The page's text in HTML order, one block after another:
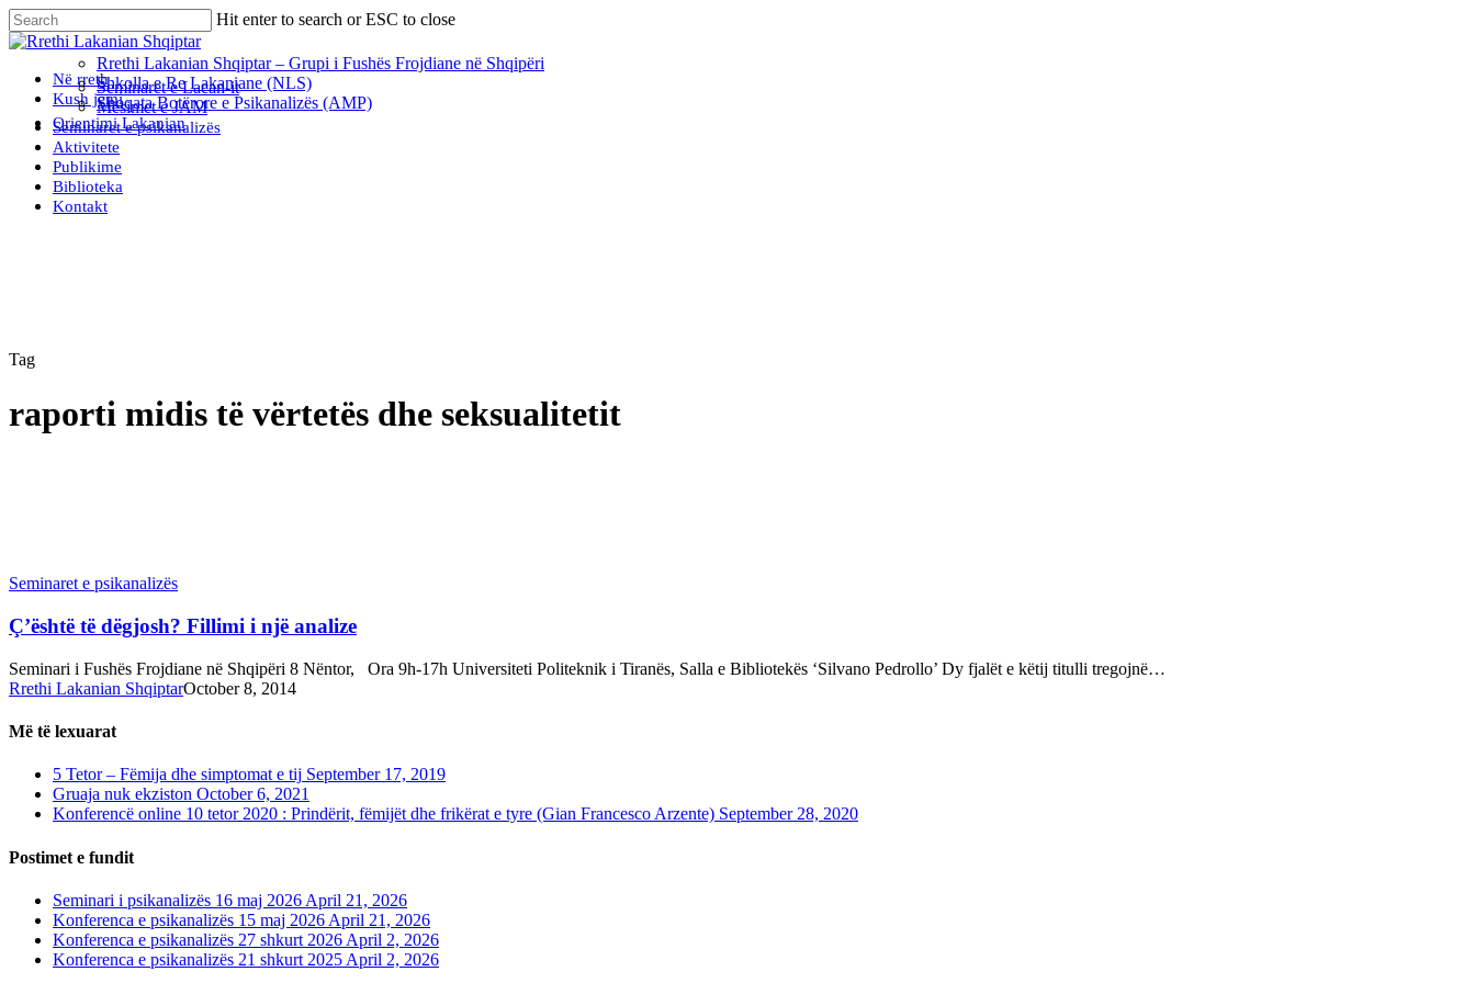
Skip
to
content
Hit enter to search or ESC to close
Close
Menu
Në rreth
Kush jemi
Rrethi Lakanian Shqiptar – Grupi i Fushës Frojdiane në Shqipëri
Shkolla e Re Lakaniane (NLS)
Shoqata Botërore e Psikanalizës (AMP)
Orientimi Lakanian
Seminaret e Lacan-it
Mësimet e JAM
Seminaret e psikanalizës
Aktivitete
Publikime
Biblioteka
Kontakt
Tag
raporti midis të vërtetës dhe seksualitetit
Seminaret e psikanalizës
Ç’është të dëgjosh? Fillimi i një analize
Seminari i Fushës Frojdiane në Shqipëri 8 Nëntor, Ora 9h-17h Universiteti Politeknik i Tiranës, Salla e Bibliotekës ‘Silvano Pedrollo’ Dy fjalët e këtij titulli tregojnë…
Rrethi Lakanian ShqiptarOctober 8, 2014
Më të lexuarat
5 Tetor – Fëmija dhe simptomat e tij September 17, 2019
Gruaja nuk ekziston October 6, 2021
Konferencë online 10 tetor 2020 : Prindërit, fëmijët dhe frikërat e tyre (Gian Francesco Arzente) September 28, 2020
Postimet e fundit
Seminari i psikanalizës 16 maj 2026 April 21, 2026
Konferenca e psikanalizës 15 maj 2026 April 21, 2026
Konferenca e psikanalizës 27 shkurt 2026 April 2, 2026
Konferenca e psikanalizës 21 shkurt 2025 April 2, 2026